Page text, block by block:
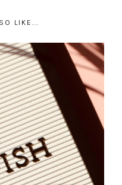
LIKE...